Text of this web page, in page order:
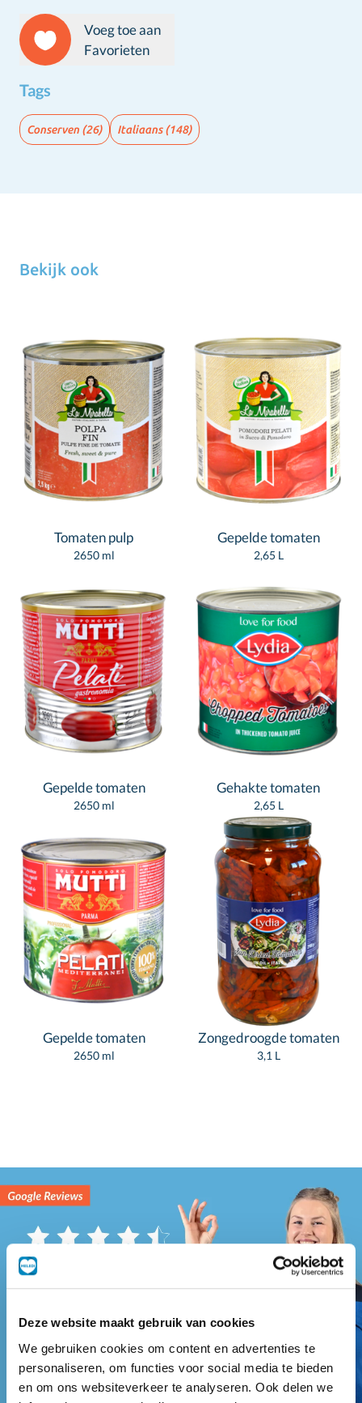
Deze website maakt gebruik van cookies
We gebruiken cookies om content en advertenties te
personaliseren, om functies voor social media te bieden
en om ons websiteverkeer te analyseren. Ook delen we
Voeg toe aan
Favorieten
Tags
Conserven (26) Italiaans(148)
Bekijk ook
Tomaten pulp
2650 ml
Gepelde tomaten
2,65 L
Gepelde tomaten
2650 ml
Gehakte tomaten
2,65 L
Gepelde tomaten
2650 ml
Zongedroogde tomaten
3,1 L